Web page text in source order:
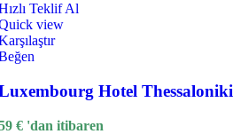
Teklif Al
view
Hotel Thessaloniki
€ 'dan itibaren